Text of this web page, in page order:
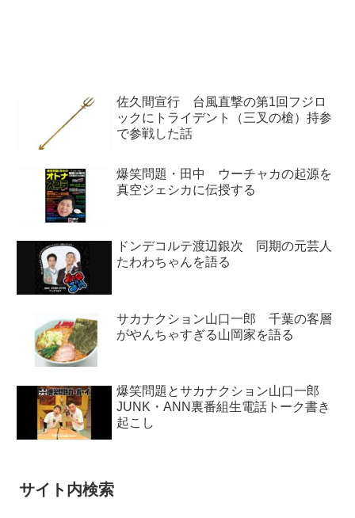
佐久間宣行 台風直撃の第1回フジロ
ックにトライデント（三叉の槍）持参
で参戦した話
爆笑問題・田中 ウーチャカの起源を
真空ジェシカに伝授する
ドンデコルテ渡辺銀次 同期の元芸人
たわわちゃんを語る
サカナクション山口一郎 千葉の客層
がやんちゃすぎる山岡家を語る
爆笑問題とサカナクション山口一郎
JUNK・ANN裏番組生電話トーク書き
起こし
サイト内検索